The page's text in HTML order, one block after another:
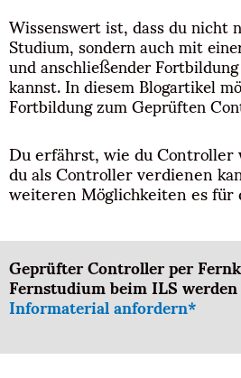
Wissenswert ist, dass du nicht
Studium, sondern auch mit
und anschließender
kannst. In diesem Blogartikel
Fortbildung zum Geprüften
Du erfährst, wie du
du als Controller verdienen
weiteren Möglichkeiten es
Geprüfter Controller per
Fernstudium beim ILS
Informaterial anfordern*